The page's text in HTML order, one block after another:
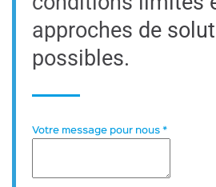
approches de
possibles.
Votre message pour nous *